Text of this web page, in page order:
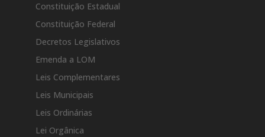
Constituição Estadual
Constituição Federal
Decretos Legislativos
Emenda a LOM
Leis Complementares
Leis Municipais
Leis Ordinárias
Lei Orgânica